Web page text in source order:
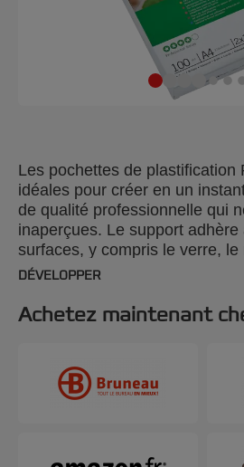
Les pochettes de plastification
idéales pour créer en un
de qualité professionnelle qui
inaperçues. Le support
surfaces, y compris le verre, le
suffit de décoller la feuille de
brillantes de 2 x 125 microns.
DÉVELOPPER
Achetez maintenant